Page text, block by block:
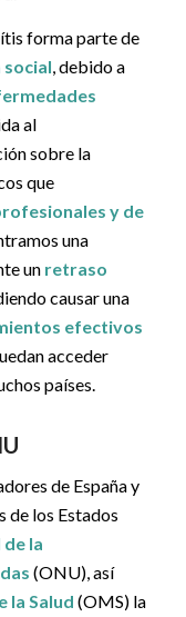
forma parte de
social, debido a
al
sobre la
que
y de
una
un retraso
causar una
efectivos
acceder
países.
de España y
de los Estados
la
(ONU), así
la Salud (OMS) la